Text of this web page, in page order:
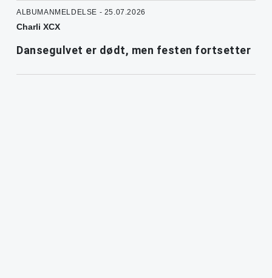
ALBUMANMELDELSE - 25.07.2026
Charli XCX
Dansegulvet er dødt, men festen fortsetter